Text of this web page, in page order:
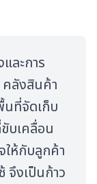
ละการ
ลังสินค้า
นที่จัดเก็บ
บเคลื่อน
ให้กับลูกค้า
จึงเป็นก้าว